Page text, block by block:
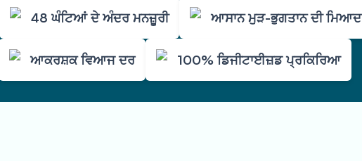
48 ਘੰਟਿਆਂ ਦੇ ਅੰਦਰ ਮਨਜ਼ੂਰੀ ਆਸਾਨ ਮੁੜ-ਭੁਗਤਾਨ ਦੀ ਮਿਆਦ
ਆਕਰਸ਼ਕ ਵਿਆਜ ਦਰ 100% ਡਿਜੀਟਾਈਜ਼ਡ ਪ੍ਰਕਿਰਿਆ